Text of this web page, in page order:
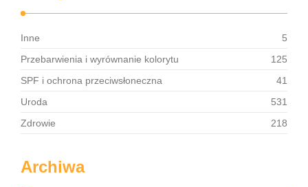
Inne
5
Przebarwienia i wyrównanie kolorytu
125
SPF i ochrona przeciwsłoneczna
41
Uroda
531
Zdrowie
218
Archiwa